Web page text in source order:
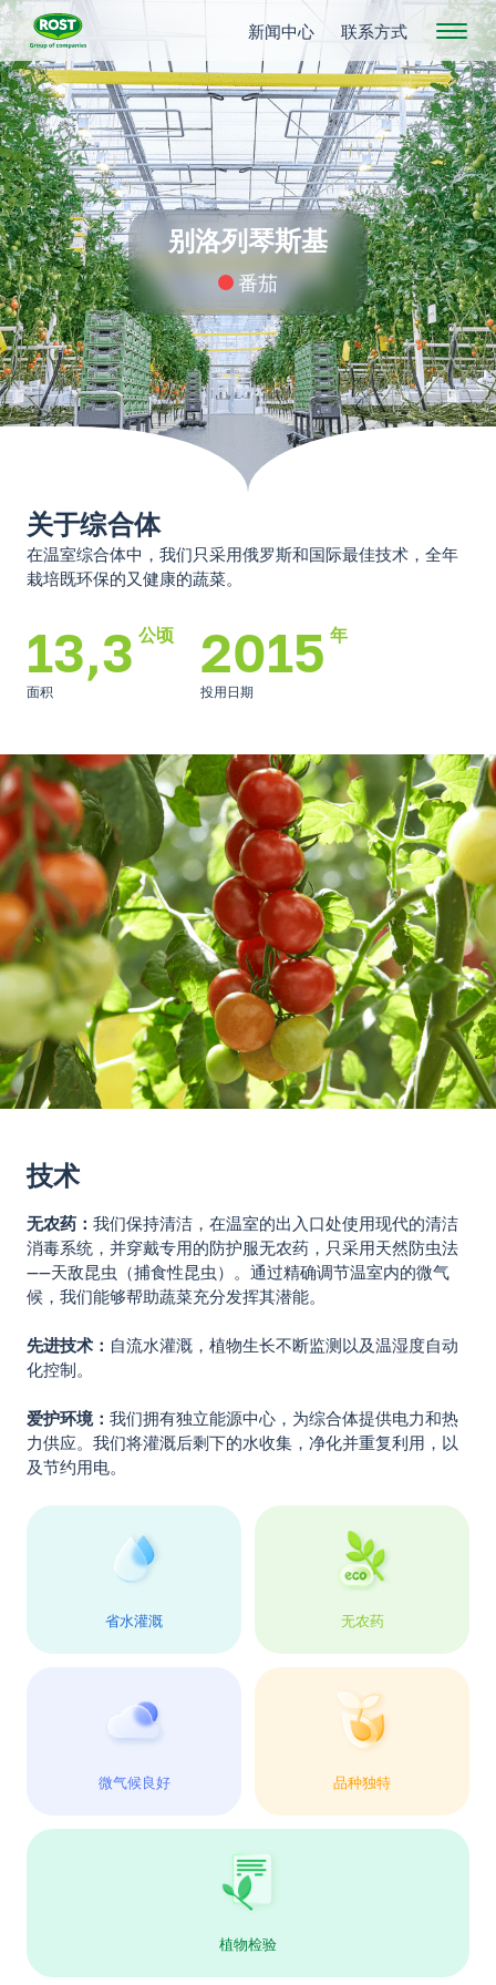
新闻中心 联系方式
别洛列琴斯基
番茄
关于综合体
在温室综合体中，我们只采用俄罗斯和国际最佳技术，全年
栽培既环保的又健康的蔬菜。
13,3 公顷
面积
2015 年
投用日期
技术
无农药： 我们保持清洁，在温室的出入口处使用现代的清洁
消毒系统，并穿戴专用的防护服无农药，只采用天然防虫法
——天敌昆虫（捕食性昆虫）。通过精确调节温室内的微气
候，我们能够帮助蔬菜充分发挥其潜能。
先进技术： 自流水灌溉，植物生长不断监测以及温湿度自动
化控制。
爱护环境： 我们拥有独立能源中心，为综合体提供电力和热
力供应。我们将灌溉后剩下的水收集，净化并重复利用，以
及节约用电。
省水灌溉 无农药
微气候良好 品种独特
植物检验